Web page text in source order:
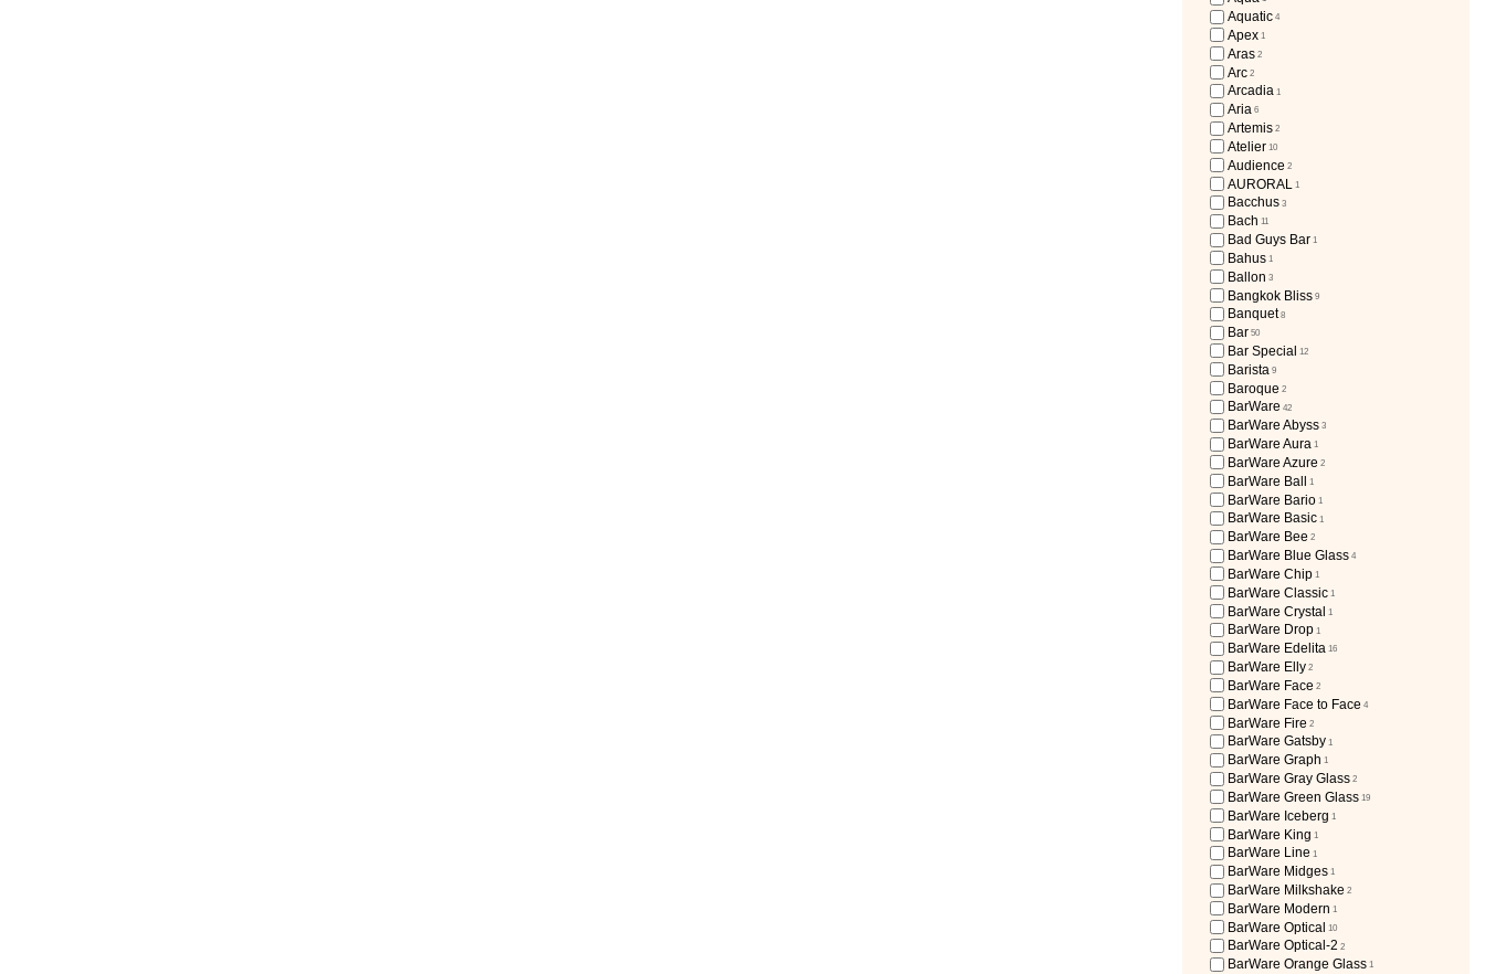
Aquatic 4
Apex 1
Aras 2
Arc 2
Arcadia 1
Aria 6
Artemis 2
Atelier 10
Audience 2
AURORAL 1
Bacchus 3
Bach 11
Bad Guys Bar 1
Bahus 1
Ballon 3
Bangkok Bliss 9
Banquet 8
Bar 50
Bar Special 12
Barista 9
Baroque 2
BarWare 42
BarWare Abyss 3
BarWare Aura 1
BarWare Azure 2
BarWare Ball 1
BarWare Bario 1
BarWare Bаsic 1
BarWare Bee 2
BarWare Blue Glass 4
BarWare Chip 1
BarWare Classic 1
BarWare Crystal 1
BarWare Drop 1
BarWare Edelita 16
BarWare Elly 2
BarWare Face 2
BarWare Face to Face 4
BarWare Fire 2
BarWare Gatsby 1
BarWare Graph 1
BarWare Gray Glass 2
BarWare Green Glass 19
BarWare Iceberg 1
BarWare King 1
BarWare Line 1
BarWare Midges 1
BarWare Milkshake 2
BarWare Modern 1
BarWare Optical 10
BarWare Optical-2 2
BarWare Orange Glass 1